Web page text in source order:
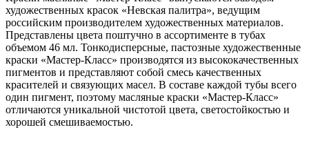
художественных красок «Невская палитра», ведущим
российским производителем художественных материалов.
Представлены цвета поштучно в ассортименте в тубах
объемом 46 мл. Тонкодисперсные, пастозные художественные
краски «Мастер-Класс» производятся из высококачественных
пигментов и представляют собой смесь качественных
красителей и связующих масел. В составе каждой тубы всего
один пигмент, поэтому масляные краски «Мастер-Класс»
отличаются уникальной чистотой цвета, светостойкостью и
хорошей смешиваемостью.